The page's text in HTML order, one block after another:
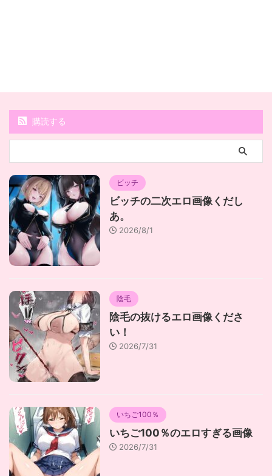
購読する
ビッチ
ビッチの二次エロ画像くだし
あ。
2026/8/1
陰毛
陰毛の抜けるエロ画像くださ
い！
2026/7/31
いちご100％
いちご100％のエロすぎる画像
2026/7/31